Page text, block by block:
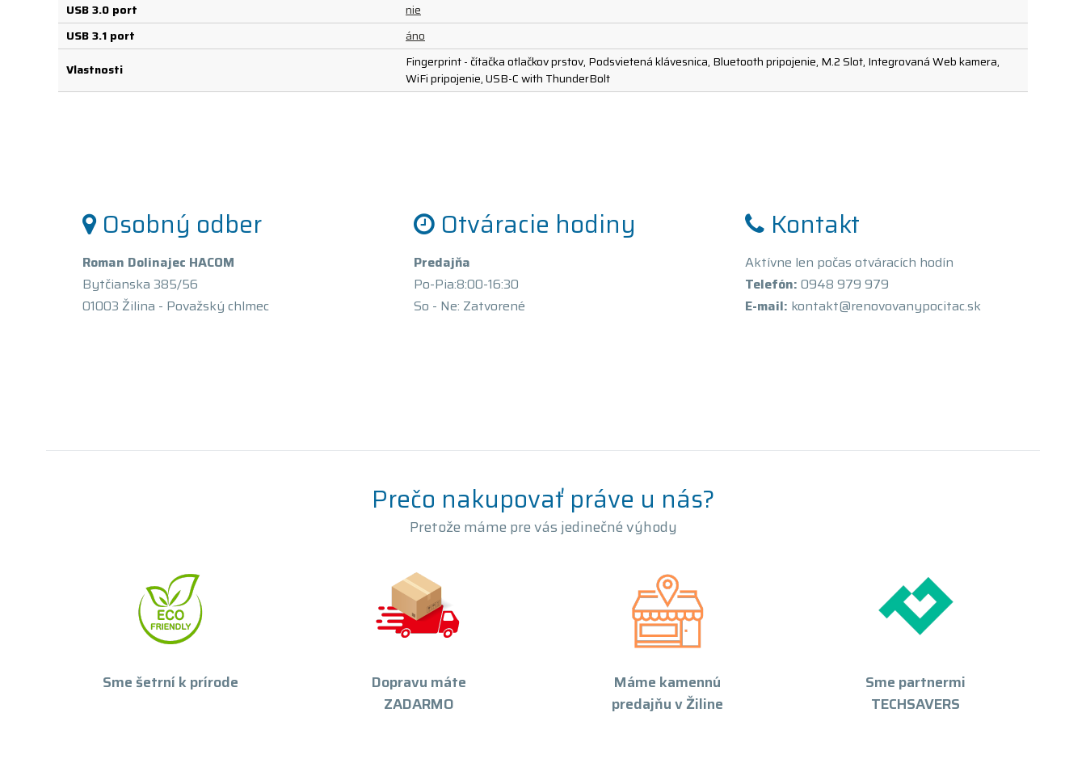
USB 3.0 port
nie
USB 3.1 port
áno
Vlastnosti
Fingerprint - čítačka otlačkov prstov, Podsvietená klávesnica, Bluetooth pripojenie, M.2 Slot, Integrovaná Web kamera,
WiFi pripojenie, USB-C with ThunderBolt
Osobný odber
Roman Dolinajec HACOM
Bytčianska 385/56
01003 Žilina - Považský chlmec
Otváracie hodiny
Predajňa
Po-Pia:8:00-16:30
So - Ne: Zatvorené
Kontakt
Aktívne len počas otváracích hodín
Telefón: 0948 979 979
E-mail: kontakt@renovovanypocitac.sk
Prečo nakupovať práve u nás?
Pretože máme pre vás jedinečné výhody
Sme šetrní k prírode
Dopravu máte
ZADARMO
Máme kamennú
predajňu v Žiline
Sme partnermi
TECHSAVERS